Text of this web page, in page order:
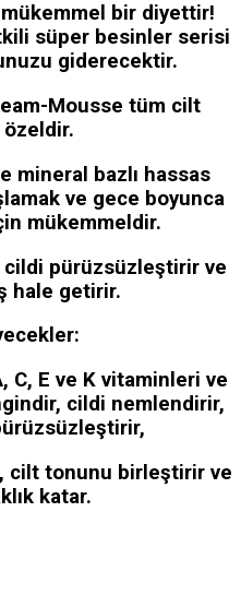
bir diyettir!
süper besinler serisi
giderecektir.
Mousse tüm cilt
mineral bazlı hassas
ve gece boyunca
mükemmeldir.
cildi pürüzsüzleştirir ve
hale getirir.
C, E ve K vitaminleri ve
cildi nemlendirir,
cilt tonunu birleştirir ve
katar.